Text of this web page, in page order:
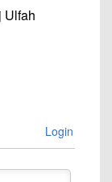
Ulfah
Login